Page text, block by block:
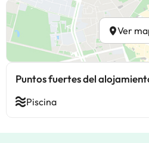
Ver
Puntos fuertes del
Piscina